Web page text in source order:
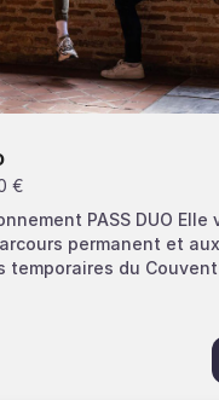
€
PASS DUO Elle vous donne
permanent et aux
temporaires du
est strictement
bien votre pass avec
être accompagné
Pensez à vous munir